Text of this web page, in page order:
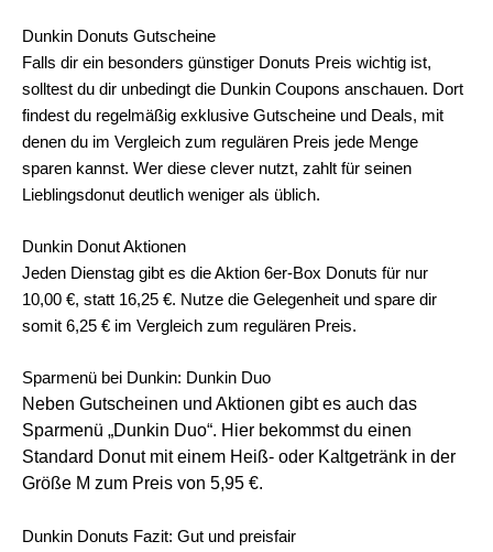
Dunkin Donuts Gutscheine
Falls dir ein besonders günstiger Donuts Preis wichtig ist,
solltest du dir unbedingt die Dunkin Coupons anschauen. Dort
findest du regelmäßig exklusive Gutscheine und Deals, mit
denen du im Vergleich zum regulären Preis jede Menge
sparen kannst. Wer diese clever nutzt, zahlt für seinen
Lieblingsdonut deutlich weniger als üblich.
Dunkin Donut Aktionen
Jeden Dienstag gibt es die Aktion 6er-Box Donuts für nur
10,00 €, statt 16,25 €. Nutze die Gelegenheit und spare dir
somit 6,25 € im Vergleich zum regulären Preis.
Sparmenü bei Dunkin: Dunkin Duo
Neben Gutscheinen und Aktionen gibt es auch das
Sparmenü „Dunkin Duo“. Hier bekommst du einen
Standard Donut mit einem Heiß- oder Kaltgetränk in der
Größe M zum Preis von 5,95 €.
Dunkin Donuts Fazit: Gut und preisfair